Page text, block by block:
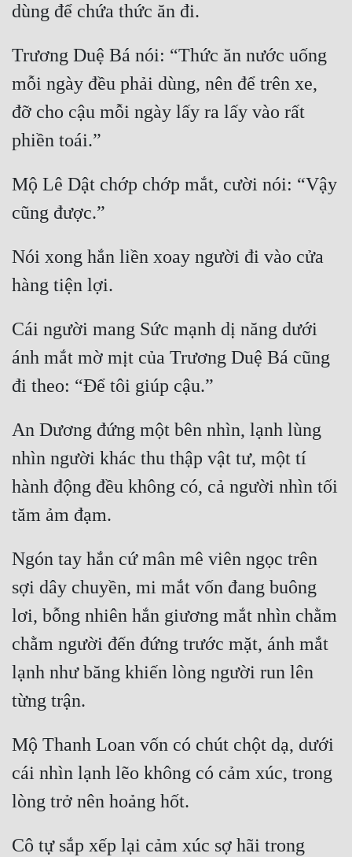
dùng để chứa thức ăn đi.
Trương Duệ Bá nói: “Thức ăn nước uống
mỗi ngày đều phải dùng, nên để trên xe,
đỡ cho cậu mỗi ngày lấy ra lấy vào rất
phiền toái.”
Mộ Lê Dật chớp chớp mắt, cười nói: “Vậy
cũng được.”
Nói xong hắn liền xoay người đi vào cửa
hàng tiện lợi.
Cái người mang Sức mạnh dị năng dưới
ánh mắt mờ mịt của Trương Duệ Bá cũng
đi theo: “Để tôi giúp cậu.”
An Dương đứng một bên nhìn, lạnh lùng
nhìn người khác thu thập vật tư, một tí
hành động đều không có, cả người nhìn tối
tăm ảm đạm.
Ngón tay hắn cứ mân mê viên ngọc trên
sợi dây chuyền, mi mắt vốn đang buông
lơi, bỗng nhiên hắn giương mắt nhìn chằm
chằm người đến đứng trước mặt, ánh mắt
lạnh như băng khiến lòng người run lên
từng trận.
Mộ Thanh Loan vốn có chút chột dạ, dưới
cái nhìn lạnh lẽo không có cảm xúc, trong
lòng trở nên hoảng hốt.
Cô tự sắp xếp lại cảm xúc sợ hãi trong